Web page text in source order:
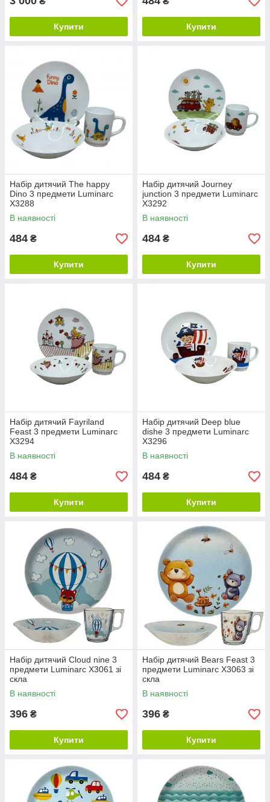
Купити Купити
Набір дитячий The happy
Dino 3 предмети Luminarc
X3288
В наявності
484 ₴
Купити
Набір дитячий Journey
junction 3 предмети Luminarc
X3292
В наявності
484 ₴
Купити
Набір дитячий Fayriland
Feast 3 предмети Luminarc
X3294
В наявності
484 ₴
Купити
Набір дитячий Deep blue
dishe 3 предмети Luminarc
X3296
В наявності
484 ₴
Купити
Набір дитячий Cloud nine 3
предмети Luminarc X3061 зі
скла
В наявності
396 ₴
Купити
Набір дитячий Bears Feast 3
предмети Luminarc X3063 зі
скла
В наявності
396 ₴
Купити